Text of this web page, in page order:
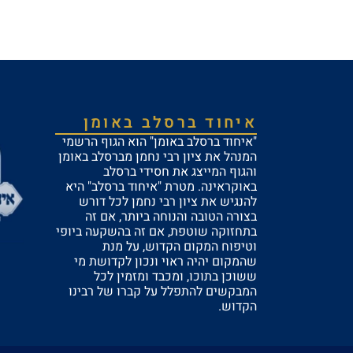
איחוד ברסלב באומן
"איחוד ברסלב באומן" הוא הגוף הרשמי
המנהל את ציון רבי נחמן מברסלב באומן
והגוף המייצג את חסידי ברסלב
באוקראינה. מטרת "איחוד ברסלב" היא
להנגיש את ציון רבי נחמן לכל דורש
בצורה הטובה והנוחה ביותר, אם זה
בתחזוקה שוטפת, אם זה בהשקעה ביופי
וטיפוח המקום הקדוש, על מנת
שהמקום יהיה ראוי ונכון לקדושת מי
ששוכן בתוכו, ומכבד ומזמין לכל
המבקשים להתפלל על קברו של רבינו
הקדוש.